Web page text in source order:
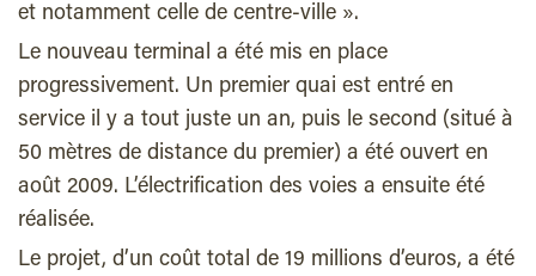
et notamment celle de centre-ville ».
Le nouveau terminal a été mis en place
progressivement. Un premier quai est entré en
service il y a tout juste un an, puis le second (situé à
50 mètres de distance du premier) a été ouvert en
août 2009. L’électrification des voies a ensuite été
réalisée.
Le projet, d’un coût total de 19 millions d’euros, a été